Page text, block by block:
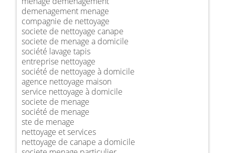
demenagement menage
compagnie de nettoyage
societe de nettoyage canape
societe de menage a domicile
société lavage tapis
entreprise nettoyage
société de nettoyage à domicile
agence nettoyage maison
service nettoyage à domicile
societe de menage
société de menage
ste de menage
nettoyage et services
nettoyage de canape a domicile